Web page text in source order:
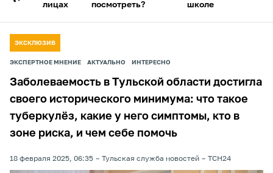
лицах
посмотреть?
школе
ЭКСКЛЮЗИВ
ЭКСПЕРТНОЕ МНЕНИЕ АКТУАЛЬНО ИНТЕРЕСНО
Заболеваемость в Тульской области достигла
своего исторического минимума: что такое
туберкулёз, какие у него симптомы, кто в
зоне риска, и чем себе помочь
18 февраля 2025, 06:35 Тульская служба новостей ТСН24